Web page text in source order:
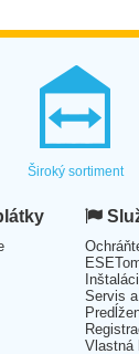
Široký sortiment
Servis
Vlastná